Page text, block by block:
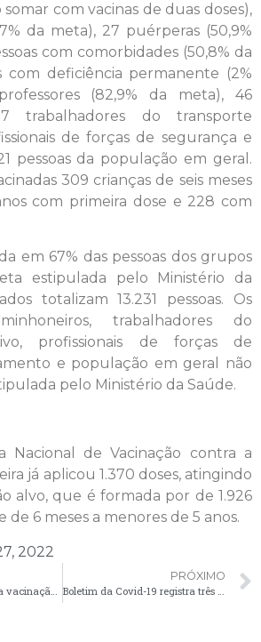
somar com vacinas de duas doses),
da meta), 27 puérperas (50,9%
com comorbidades (50,8% da
com deficiência permanente (2%
(82,9% da meta), 46
trabalhadores do transporte
de forças de segurança e
pessoas da população em geral.
309 crianças de seis meses
com primeira dose e 228 com
em 67% das pessoas dos grupos
estipulada pelo Ministério da
totalizam 13.231 pessoas. Os
trabalhadores do
profissionais de forças de
e população em geral não
pelo Ministério da Saúde.
Nacional de Vacinação contra a
já aplicou 1.370 doses, atingindo
alvo, que é formada por de 1.926
de 6 meses a menores de 5 anos.
2022
PRÓXIMO